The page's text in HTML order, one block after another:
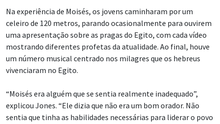
Na experiência de Moisés, os jovens caminharam por um
celeiro de 120 metros, parando ocasionalmente para ouvirem
uma apresentação sobre as pragas do Egito, com cada vídeo
mostrando diferentes profetas da atualidade. Ao final, houve
um número musical centrado nos milagres que os hebreus
vivenciaram no Egito.
“Moisés era alguém que se sentia realmente inadequado”,
explicou Jones. “Ele dizia que não era um bom orador. Não
sentia que tinha as habilidades necessárias para liderar o povo